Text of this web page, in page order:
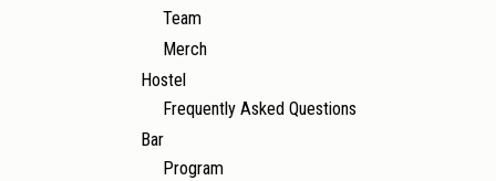
Team
Merch
Hostel
Frequently Asked Questions
Bar
Program